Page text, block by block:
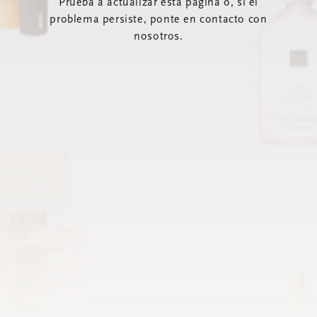
Prueba a actualizar esta página o, si el
problema persiste, ponte en contacto con
nosotros.